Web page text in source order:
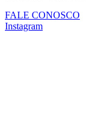
FALE CONOSCO
Instagram